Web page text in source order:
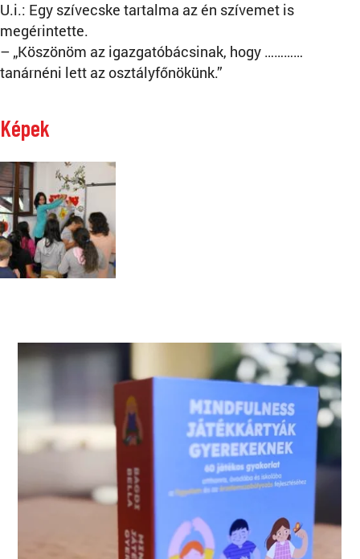
U.i.: Egy szívecske tartalma az én szívemet is
megérintette.
– „Köszönöm az igazgatóbácsinak, hogy …………
tanárnéni lett az osztályfőnökünk.”
Képek